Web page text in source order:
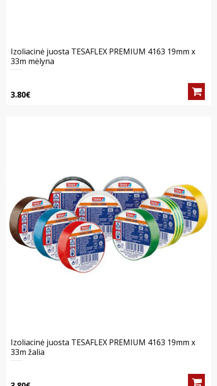
Izoliacinė juosta TESAFLEX PREMIUM 4163 19mm x
33m mėlyna
3.80€
Izoliacinė juosta TESAFLEX PREMIUM 4163 19mm x
33m žalia